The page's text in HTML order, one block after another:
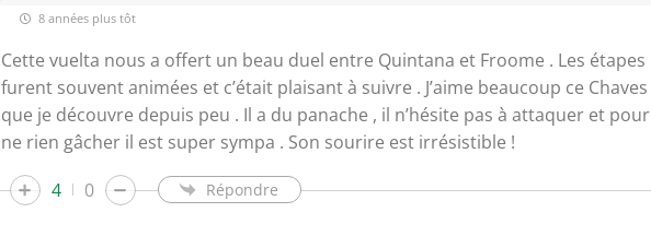
8 années plus tôt
Cette vuelta nous a offert un beau duel entre Quintana et Froome . Les étapes
furent souvent animées et c’était plaisant à suivre . J’aime beaucoup ce Chaves
que je découvre depuis peu . Il a du panache , il n’hésite pas à attaquer et pour
ne rien gâcher il est super sympa . Son sourire est irrésistible !
4
0 Répondre